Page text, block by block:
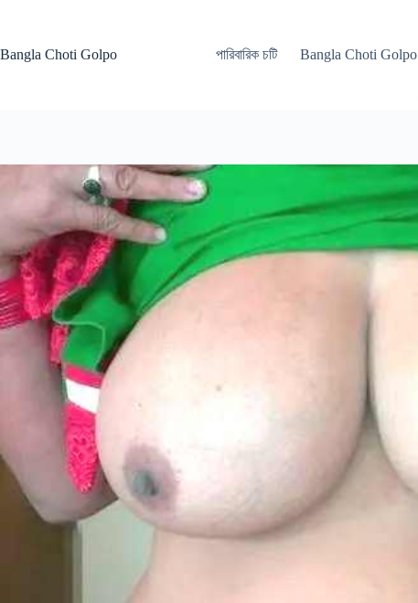
Bangla Choti Golpo
পারিবারিক চটি Bangla Choti Golpo